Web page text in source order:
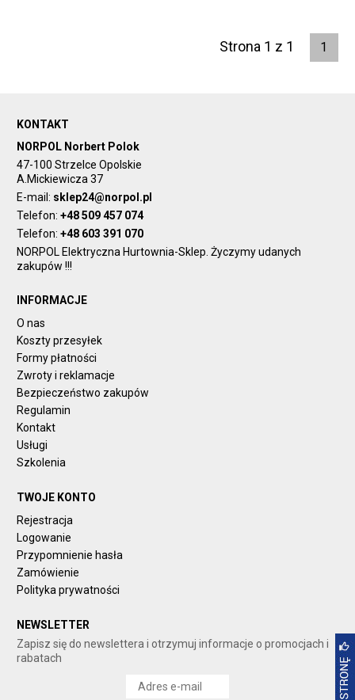
Strona 1 z 1 1
KONTAKT
NORPOL Norbert Polok
47-100 Strzelce Opolskie
A.Mickiewicza 37
E-mail: sklep24@norpol.pl
Telefon:+48 509 457 074
Telefon:+48 603 391 070
NORPOL Elektryczna Hurtownia-Sklep. Życzymy udanych
zakupów !!!
INFORMACJE
O nas
Koszty przesyłek
Formy płatności
Zwroty i reklamacje
Bezpieczeństwo zakupów
Regulamin
Kontakt
Usługi
Szkolenia
TWOJE KONTO
Rejestracja
Logowanie
Przypomnienie hasła
Zamówienie
Polityka prywatności
NEWSLETTER
Zapisz się do newslettera i otrzymuj informacje o promocjach i
rabatach